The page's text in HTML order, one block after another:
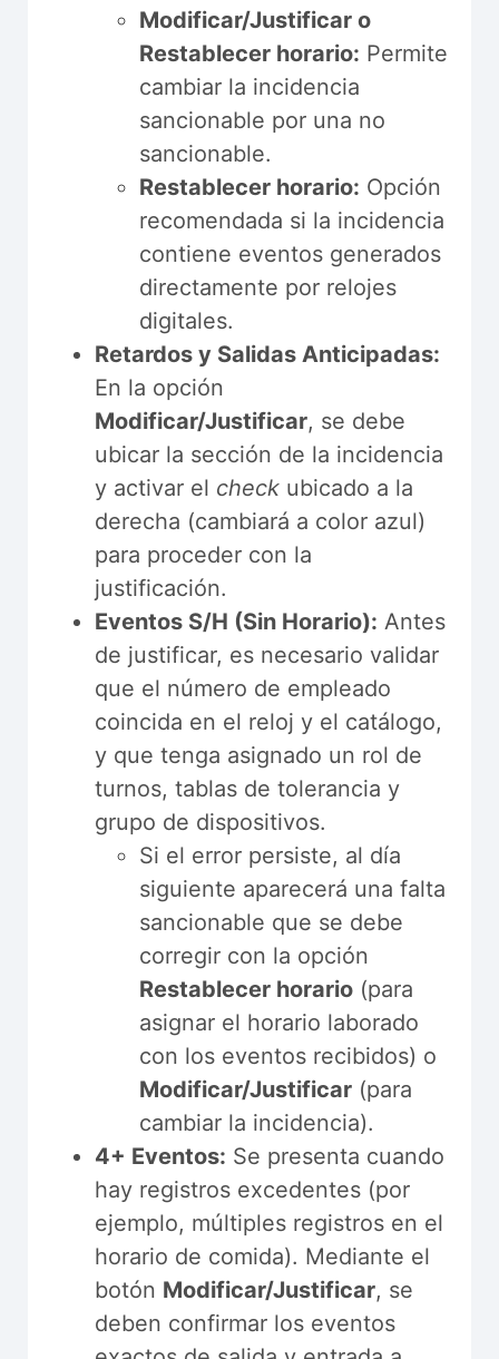
Modificar/Justificar o
Restablecer horario: Permite
cambiar la incidencia
sancionable por una no
sancionable.
Restablecer horario: Opción
recomendada si la incidencia
contiene eventos generados
directamente por relojes
digitales.
Retardos y Salidas Anticipadas:
En la opción
Modificar/Justificar, se debe
ubicar la sección de la incidencia
y activar el check ubicado a la
derecha (cambiará a color azul)
para proceder con la
justificación.
Eventos S/H (Sin Horario): Antes
de justificar, es necesario validar
que el número de empleado
coincida en el reloj y el catálogo,
y que tenga asignado un rol de
turnos, tablas de tolerancia y
grupo de dispositivos.
Si el error persiste, al día
siguiente aparecerá una falta
sancionable que se debe
corregir con la opción
Restablecer horario (para
asignar el horario laborado
con los eventos recibidos) o
Modificar/Justificar (para
cambiar la incidencia).
4+ Eventos: Se presenta cuando
hay registros excedentes (por
ejemplo, múltiples registros en el
horario de comida). Mediante el
botón Modificar/Justificar, se
deben confirmar los eventos